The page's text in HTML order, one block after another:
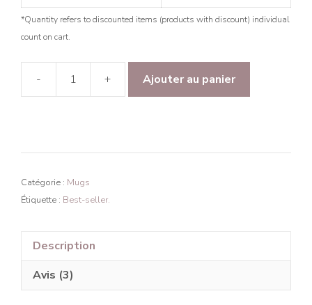
*Quantity refers to discounted items (products with discount) individual
count on cart.
-
quantité
Toga
+ Ajouter au panier
Catégorie : Mugs
Étiquette : Best-seller.
Description
Avis (3)